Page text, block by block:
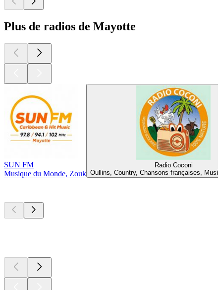
Plus de radios de Mayotte
SUN FM
Musique du Monde, Zouk
Radio Coconi
Oullins, Country, Chansons françaises,